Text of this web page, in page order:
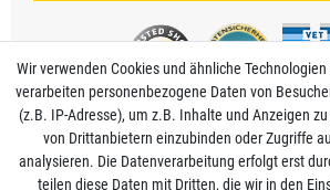
Mein Konto
Wir verwenden Cookies und ähnliche
verarbeiten personenbezogene Daten von
(z.B. IP-Adresse), um z.B. Inhalte und Anzeigen
von Drittanbietern einzubinden oder Zugriffe
analysieren. Die Datenverarbeitung erfolgt erst
teilen diese Daten mit Dritten, die wir in den